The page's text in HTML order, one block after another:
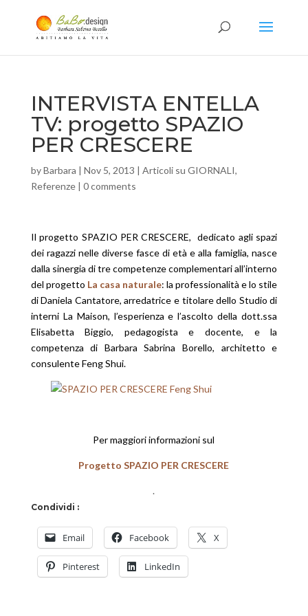
INTERVISTA ENTELLA
TV: progetto SPAZIO
PER CRESCERE
byBarbara | Nov 5, 2013 | Articoli su GIORNALI,
Referenze| 0 comments
Il progetto SPAZIO PER CRESCERE, dedicato agli spazi
dei ragazzi nelle diverse fasce di età e alla famiglia, nasce
dalla sinergia di tre competenze complementari all’interno
del progetto La casa naturale: la professionalità e lo stile
di Daniela Cantatore, arredatrice e titolare dello Studio di
interni La Maison, l’esperienza e l’ascolto della dott.ssa
Elisabetta Biggio, pedagogista e docente, e la
competenza di Barbara Sabrina Borello, architetto e
consulente Feng Shui.
Per maggiori informazioni sul
Progetto SPAZIO PER CRESCERE
.
Condividi :
Email Facebook X
Pinterest LinkedIn